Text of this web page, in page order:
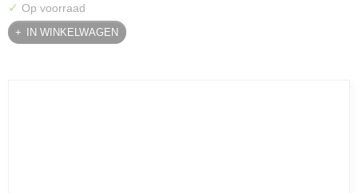
✓ Op voorraad
IN WINKELWAGEN